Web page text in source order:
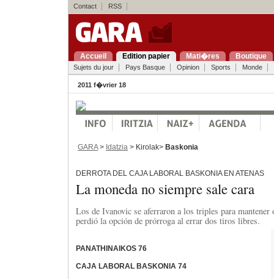
Contact RSS
Accueil Edition papier Mati�res Boutique
Sujets du jour Pays Basque Opinion Sports Monde
2011 f�vrier 18
GARA> Idatzia > Kirolak> Baskonia
DERROTA DEL CAJA LABORAL BASKONIA EN ATENAS
La moneda no siempre sale cara
Los de Ivanovic se aferraron a los triples para mantener
perdió la opción de prórroga al errar dos tiros libres.
PANATHINAIKOS 76
CAJA LABORAL BASKONIA 74